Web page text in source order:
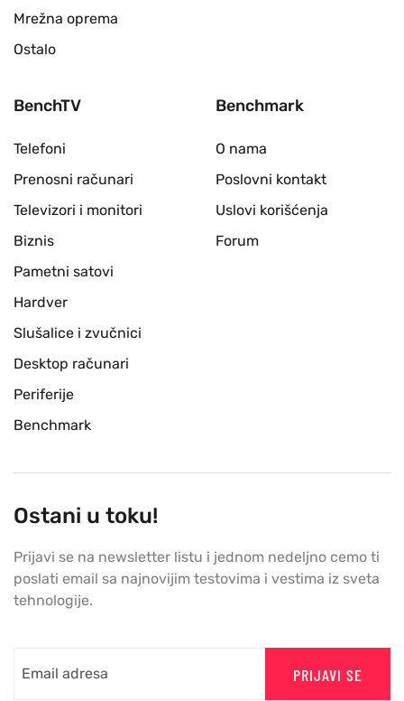
Mrežna oprema
Ostalo
BenchTV
Telefoni
Prenosni računari
Televizori i monitori
Biznis
Pametni satovi
Hardver
Slušalice i zvučnici
Desktop računari
Periferije
Benchmark
Benchmark
O nama
Poslovni kontakt
Uslovi korišćenja
Forum
Ostani u toku!
Prijavi se na newsletter listu i jednom nedeljno cemo ti
poslati email sa najnovijim testovima i vestima iz sveta
tehnologije.
PRIJAVI SE